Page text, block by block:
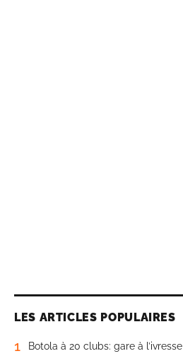
LES ARTICLES POPULAIRES
1 Botola à 20 clubs: gare à l’ivresse